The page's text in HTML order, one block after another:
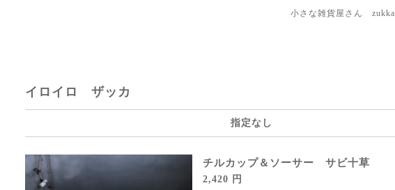
小さな雑貨屋さん zukka
イロイロ ザッカ
指定なし
チルカップ＆ソーサー サビ十草
2,420 円